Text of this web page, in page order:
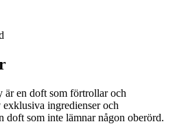
är en doft som förtrollar och
ingredienser och
doft som inte lämnar någon oberörd.